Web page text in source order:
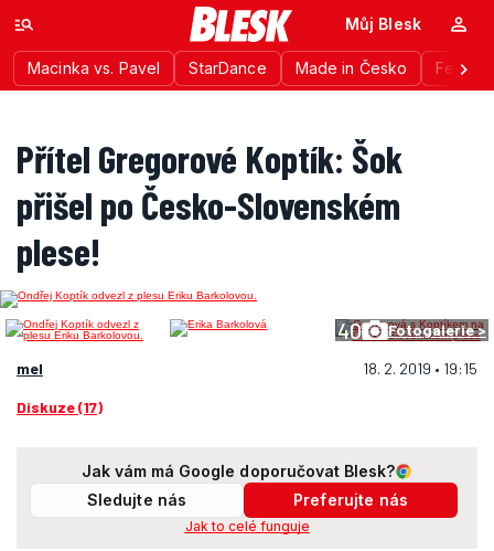
Macinka vs. Pavel StarDance Made in Česko
Můj Blesk
Přítel Gregorové Koptík: Šok
přišel po Česko-Slovenském
plese!
40 Fotogalerie >
mel 18. 2. 2019 • 19:15
Diskuze (17)
Jak vám má Google doporučovat Blesk?
Sledujte nás
Preferujte nás
Jak to celé funguje